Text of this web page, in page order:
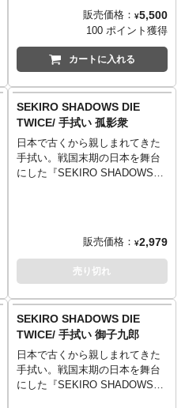
XLサイズ （77cm／58cm／
54cm／24cm）
XXLサイズ （84cm／68cm／
60cm／26cm）
■マテリアル
綿100% 5.6oz ヘビーウェイトボ
ディ
※杢灰のみ 綿90%、ポリエステ
ル10% 5.6oz ヘビーウェイトボ
ディ
生地はしっかりとした厚みの5.6
オンスを採用。着心地が良く、
何度洗っても型崩れしづらく風
──────────────────
■サイズ（着丈／身幅／肩幅／袖
丈）
Sサイズ （65cm／49cm／42cm
／19cm）
Mサイズ （69cm／52cm／46cm
54cm／24cm）
XXLサイズ （84cm／68cm／
60cm／26cm）
■マテリアル
綿100% 5.6oz ヘビーウェイトボ
ディ
※杢灰のみ 綿90%、ポリエステ
ル10% 5.6oz ヘビーウェイトボ
ディ
アドベンチャーゲーム
『SEKIRO: SHADOWS DIE
TWICE』。「TORCH TORCH」
とのコラボレーションTシャツが
待望の登場です！
顔。その狼の精悍な姿を、荒々
しくも繊細な鉛筆画で表現いた
しました。高精細シルクスクリ
ーンを使用し、柔らかな染み込
みインクを使用することで描写
生地はしっかりとした厚みの5.6
オンスを採用。着心地が良く、
何度洗っても型崩れしづらく風
──────────────────
■サイズ（着丈／身幅／肩幅／袖
丈）
Sサイズ （65cm／49cm／42cm
／19cm）
Mサイズ （69cm／52cm／46cm
販売価格： ¥5,500
100 ポイント獲得
カートに入れる
SEKIRO SHADOWS DIE
TWICE/ 手拭い 孤影衆
日本で古くから親しまれてきた
手拭い。戦国末期の日本を舞台
にした『SEKIRO SHADOWS
ち込んだ特岡生地を使用し、柔
らかな質感と滑らかな手触りを
追求。伝統的な手拭いの風合い
面にもデザインが透けるよう配
慮されました。ラインナップは
「御子九郎」、「葦名弦一
郎」、「孤影衆」の3種で、それ
ぞれの紋をモチーフにデザイ
ン。こちらは「孤影衆」、孤影
販売価格： ¥2,979
売り切れ
SEKIRO SHADOWS DIE
TWICE/ 手拭い 御子九郎
日本で古くから親しまれてきた
手拭い。戦国末期の日本を舞台
にした『SEKIRO SHADOWS